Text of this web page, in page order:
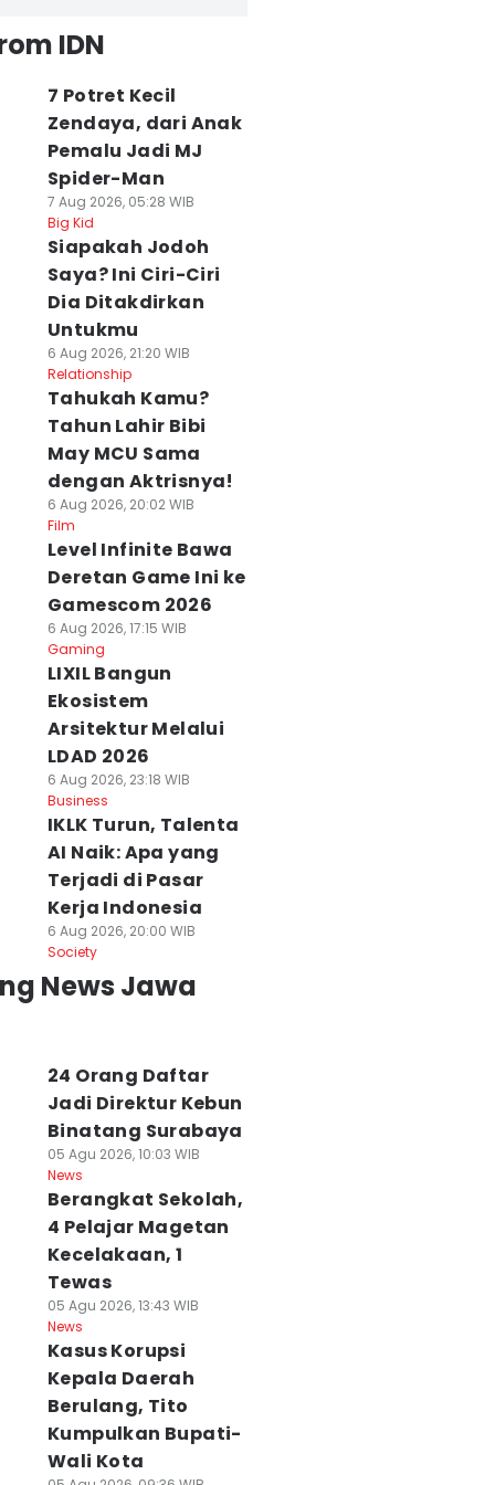
IDN
7 Potret Kecil
Zendaya, dari Anak
Pemalu Jadi MJ
Spider-Man
7 Aug 2026, 05:28 WIB
Big Kid
Siapakah Jodoh
Saya? Ini Ciri-Ciri
Dia Ditakdirkan
Untukmu
6 Aug 2026, 21:20 WIB
Relationship
Tahukah Kamu?
Tahun Lahir Bibi
May MCU Sama
dengan Aktrisnya!
6 Aug 2026, 20:02 WIB
Film
Level Infinite Bawa
Deretan Game Ini ke
Gamescom 2026
6 Aug 2026, 17:15 WIB
Gaming
LIXIL Bangun
Ekosistem
Arsitektur Melalui
LDAD 2026
6 Aug 2026, 23:18 WIB
Business
IKLK Turun, Talenta
AI Naik: Apa yang
Terjadi di Pasar
Kerja Indonesia
6 Aug 2026, 20:00 WIB
Society
News Jawa
24 Orang Daftar
Jadi Direktur Kebun
Binatang Surabaya
05 Agu 2026, 10:03 WIB
News
Berangkat Sekolah,
4 Pelajar Magetan
Kecelakaan, 1
Tewas
05 Agu 2026, 13:43 WIB
News
Kasus Korupsi
Kepala Daerah
Berulang, Tito
Kumpulkan Bupati-
Wali Kota